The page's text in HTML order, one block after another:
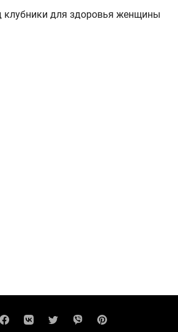
клубники для здоровья женщины